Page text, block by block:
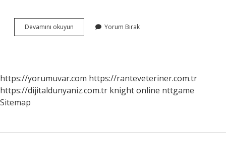
Devamını okuyun
Cila
Yorum Bırak
https://yorumuvar.com https://ranteveteriner.com.tr
https://dijitaldunyaniz.com.tr knight online nttgame
Sitemap